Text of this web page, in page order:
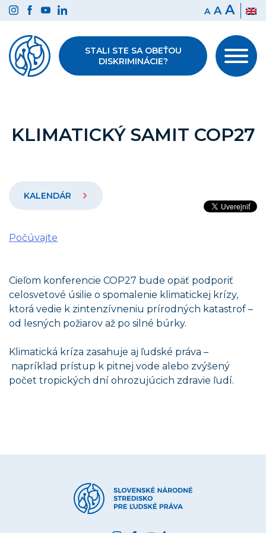
Preskočiť
na
obsah
A A A
STALI STE SA OBEŤOU
DISKRIMINÁCIE?
KLIMATICKÝ SAMIT COP27
KALENDÁR
Počúvajte
Cieľom konferencie COP27 bude opäť podporiť
celosvetové úsilie o spomalenie klimatickej krízy,
ktorá vedie k zintenzívneniu prírodných katastrof –
od lesných požiarov až po silné búrky.
Klimatická kríza zasahuje aj ľudské práva –
napríklad prístup k pitnej vode alebo zvýšený
počet tropických dní ohrozujúcich zdravie ľudí.